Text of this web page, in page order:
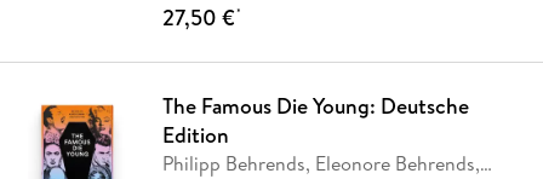
27,50 €*
The Famous Die Young: Deutsche
Edition
Philipp Behrends, Eleonore Behrends,